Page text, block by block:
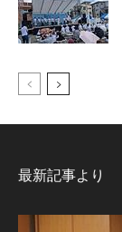
最新記事より